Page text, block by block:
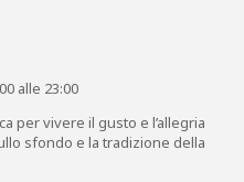
alle 23:00
per vivere il gusto e l’allegria
sfondo e la tradizione della